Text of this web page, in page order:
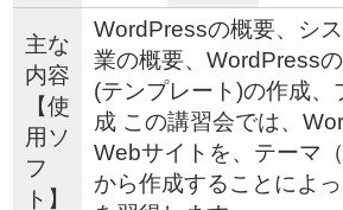
主な
内容
【使
用ソ
フ
ト】
WordPressの概要、シ
業の概要、WordPress
(テンプレート)の作成、
成 この講習会では、
Webサイトを、テーマ
から作成することによ